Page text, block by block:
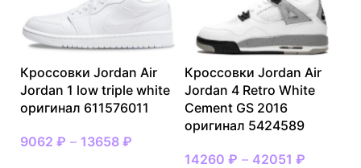
Кроссовки Jordan Air
Jordan 1 low triple white
оригинал 611576011
9062 ₽ – 13658 ₽
Кроссовки Jordan Air
Jordan 4 Retro White
Cement GS 2016
оригинал 5424589
14260 ₽ – 42051 ₽